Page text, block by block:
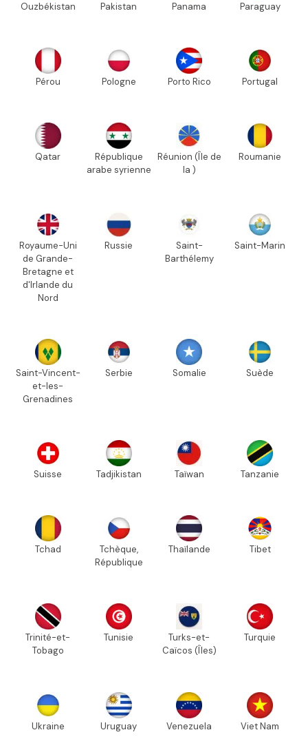
Ouzbékistan Pakistan Panama Paraguay
Pérou Pologne Porto Rico Portugal
Qatar
République
arabe syrienne
Réunion (Île de
la )
Roumanie
Royaume-Uni
de Grande-
Bretagne et
d'Irlande du
Nord
Russie
Saint-
Barthélemy
Saint-Marin
Saint-Vincent-
et-les-
Grenadines
Serbie Somalie Suède
Suisse Tadjikistan Taïwan Tanzanie
Tchad
Tchèque,
République
Thaïlande Tibet
Trinité-et-
Tobago
Tunisie
Turks-et-
Caïcos (Îles)
Turquie
Ukraine Uruguay Venezuela Viet Nam